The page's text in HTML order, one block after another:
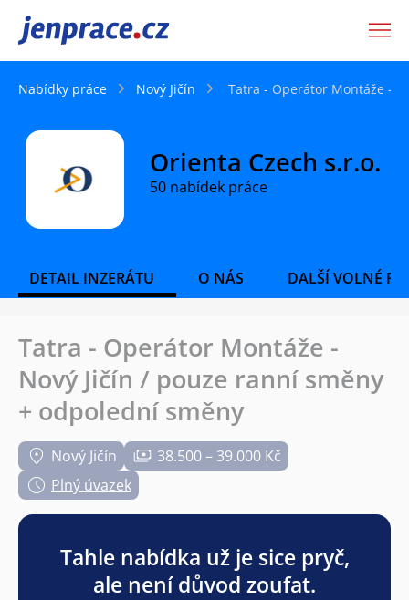
JenPráce.cz
Nabídky práce Nový Jičín Tatra - Operátor Montáže -
Orienta Czech s.r.o.
50 nabídek práce
DETAIL INZERÁTU O NÁS DALŠÍ VOLNÉ
Tatra - Operátor Montáže -
Nový Jičín / pouze ranní směny
+ odpolední směny
Nový Jičín
38.500 – 39.000 Kč
Plný úvazek
Tahle nabídka už je sice pryč,
ale není důvod zoufat.